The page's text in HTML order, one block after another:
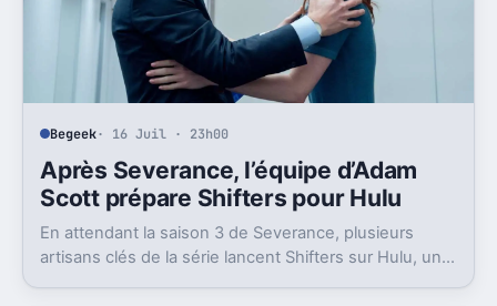
Begeek· 16 Juil · 23h00
Après Severance, l’équipe d’Adam
Scott prépare Shifters pour Hulu
En attendant la saison 3 de Severance, plusieurs
artisans clés de la série lancent Shifters sur Hulu, un